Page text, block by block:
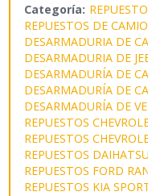
Categoría:
REPUESTOS DE
DESARMADURIA DE
DESARMADURIA DE
DESARMADURÍA DE
DESARMADURÍA DE
DESARMADURÍA DE
REPUESTOS
REPUESTOS
REPUESTOS
REPUESTOS FORD
REPUESTOS KIA